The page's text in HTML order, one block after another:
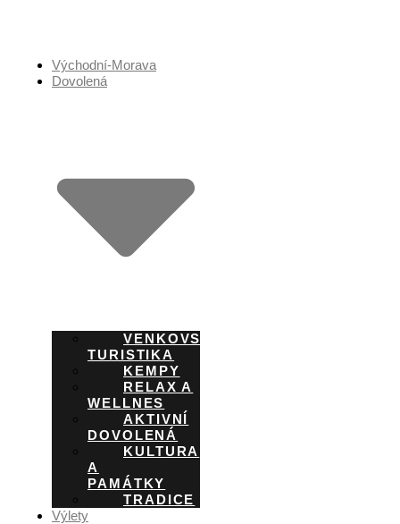
Východní-Morava
Dovolená
VENKOVSKÁ
TURISTIKA
KEMPY
RELAX A
WELLNES
AKTIVNÍ
DOVOLENÁ
KULTURA
A
PAMÁTKY
TRADICE
Výlety